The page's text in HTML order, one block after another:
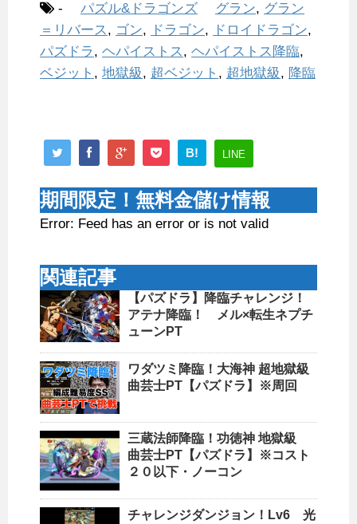
- パズル&ドラゴンズ グラン, グラン
＝リバース, ゴン, ドラゴン, ドロイドラゴン,
パズドラ , ヘパイストス, ヘパイストス降臨,
ベジット , 地獄級, 超ベジット , 超地獄級, 降臨
B! LINE
期間限定！無料金儲け情報
Error: Feed has an error or is not valid
関連記事
【パズドラ】降臨チャレンジ！
アテナ降臨！ メル×転生ネプチ
ューンPT
ワダツミ降臨！大海神 超地獄級
曲芸士PT【パズドラ】※周回
三蔵法師降臨！功徳神 地獄級
曲芸士PT【パズドラ】※コスト
２０以下・ノーコン
チャレンジダンジョン！Lv6 光